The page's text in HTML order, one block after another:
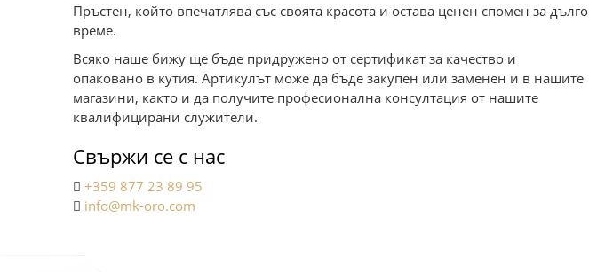
Пръстен, който впечатлява със своята красота и остава ценен спомен за дълго
време.
Всяко наше бижу ще бъде придружено от сертификат за качество и
опаковано в кутия. Артикулът може да бъде закупен или заменен и в нашите
магазини, както и да получите професионална консултация от нашите
квалифицирани служители.
Свържи се с нас
+359 877 23 89 95
info@mk-oro.com